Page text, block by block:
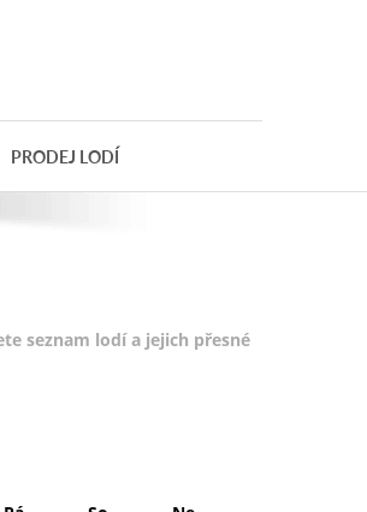
PRODEJ LODÍ
seznam lodí a jejich přesné